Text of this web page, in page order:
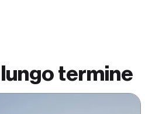
lungo termine